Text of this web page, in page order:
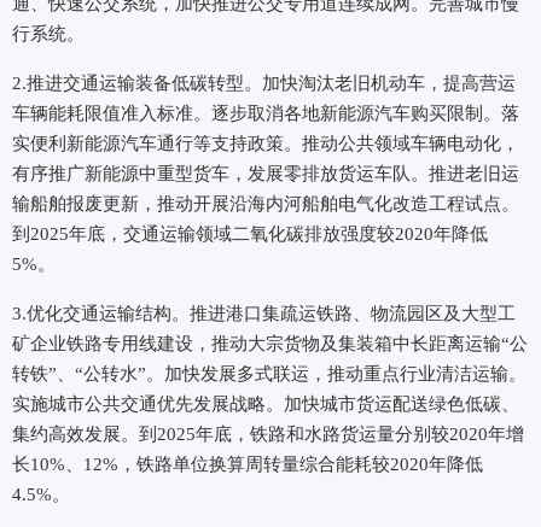
行系统。
2.推进交通运输装备低碳转型。加快淘汰老旧机动车，提高营运
车辆能耗限值准入标准。逐步取消各地新能源汽车购买限制。落
实便利新能源汽车通行等支持政策。推动公共领域车辆电动化，
有序推广新能源中重型货车，发展零排放货运车队。推进老旧运
输船舶报废更新，推动开展沿海内河船舶电气化改造工程试点。
到2025年底，交通运输领域二氧化碳排放强度较2020年降低
5%。
3.优化交通运输结构。推进港口集疏运铁路、物流园区及大型工
矿企业铁路专用线建设，推动大宗货物及集装箱中长距离运输“公
转铁”、“公转水”。加快发展多式联运，推动重点行业清洁运输。
实施城市公共交通优先发展战略。加快城市货运配送绿色低碳、
集约高效发展。到2025年底，铁路和水路货运量分别较2020年增
长10%、12%，铁路单位换算周转量综合能耗较2020年降低
4.5%。